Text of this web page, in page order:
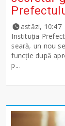
astăzi, 10:47
Instituția
seară, un nou
funcție după
p...